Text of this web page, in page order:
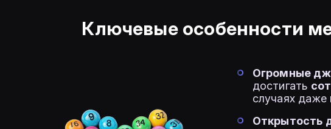
Ключевые особенности
Огромные
достигать
случаях даже
Открытость